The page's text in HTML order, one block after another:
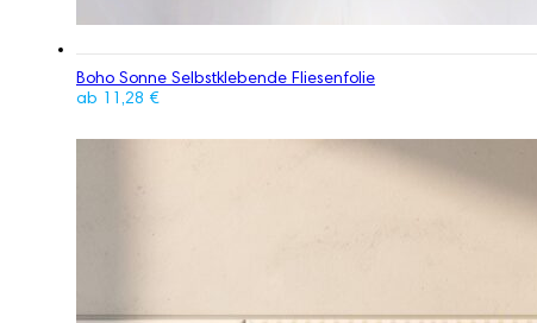
Boho Sonne Selbstklebende Fliesenfolie
ab 11,28 €